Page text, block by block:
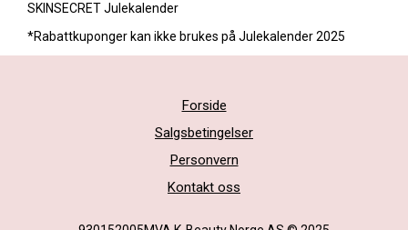
SKINSECRET Julekalender
*Rabattkuponger kan ikke brukes på Julekalender 2025
Forside
Salgsbetingelser
Personvern
Kontakt oss